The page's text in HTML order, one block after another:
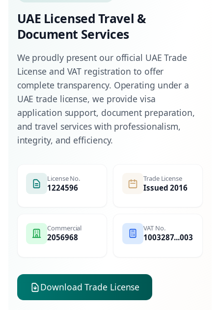
UAE Licensed Travel &
Document Services
We proudly present our official UAE Trade
License and VAT registration to offer
complete transparency. Operating under a
UAE trade license, we provide visa
application support, document preparation,
and travel services with professionalism,
integrity, and efficiency.
License No.
1224596
Trade License
Issued 2016
Commercial
2056968
VAT No.
1003287...003
Download Trade License